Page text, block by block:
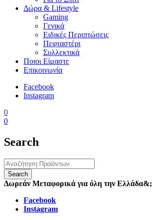
Δώρα & Lifestyle
Gaming
Γενικά
Ειδικές Περιπτώσεις
Πεφταστέρι
Συλλεκτικά
Ποιοι Είμαστε
Επικοινωνία
Facebook
Instagram
0
0
Search
Δωρεάν Μεταφορικά για όλη την Ελλάδα&;
Facebook
Instagram